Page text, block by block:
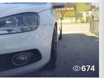
674